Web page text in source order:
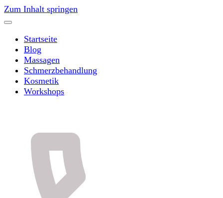
Zum Inhalt springen
Startseite
Blog
Massagen
Schmerzbehandlung
Kosmetik
Workshops